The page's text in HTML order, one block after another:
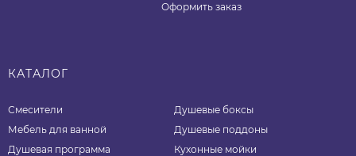
Оформить заказ
КАТАЛОГ
Смесители
Мебель для ванной
Душевая программа
Душевые боксы
Душевые поддоны
Кухонные мойки